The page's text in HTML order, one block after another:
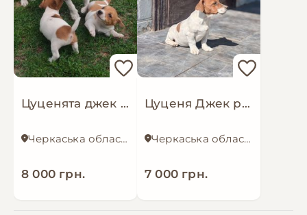
Цуценята джек рассел тер'єр дівчатка
Черкаська область
8 000 грн.
Цуценя Джек рассел-тер'єр хлопчик
Черкаська область
7 000 грн.